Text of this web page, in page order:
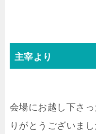
主宰より
会場にお越し下さ
りがとうございまし